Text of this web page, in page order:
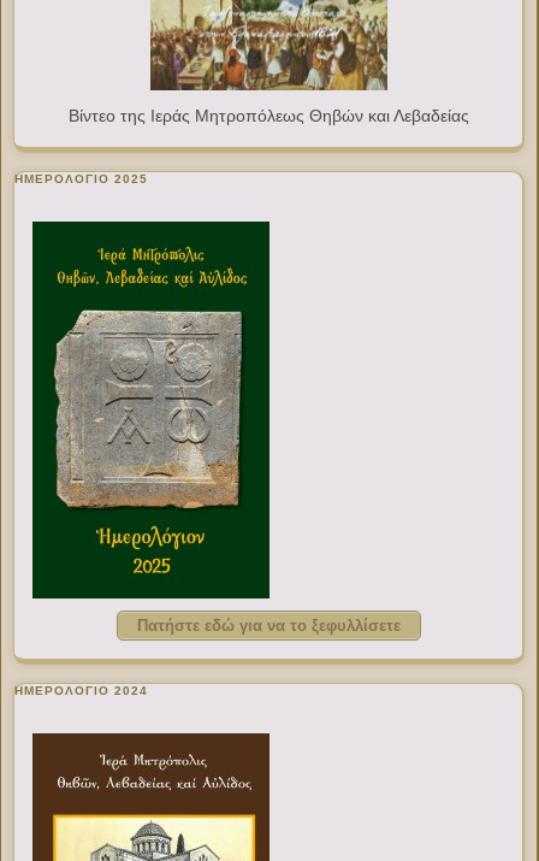
Βίντεο της Ιεράς Μητροπόλεως Θηβών και Λεβαδείας
ΗΜΕΡΟΛΟΓΙΟ 2025
Πατήστε εδώ για να το ξεφυλλίσετε
ΗΜΕΡΟΛΟΓΙΟ 2024